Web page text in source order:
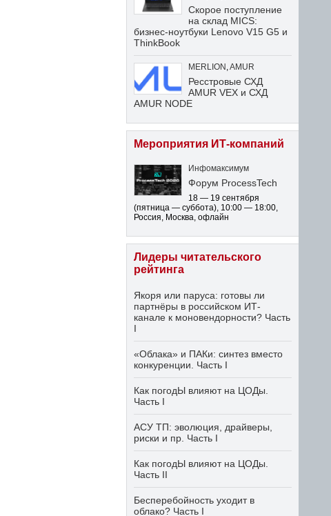
Скорое поступление
на склад MICS:
бизнес-ноутбуки Lenovo V15 G5 и
ThinkBook
MERLION AMUR
Ресстровые СХД
AMUR VEX и СХД
AMUR NODE
Мероприятия ИТ-компаний
Инфомаксимум
Форум ProcessTech
18 — 19 сентября
(пятница — суббота), 10:00 — 18:00,
Россия, Москва, офлайн
Лидеры читательского
рейтинга
Якоря или паруса: готовы ли
партнёры в российском ИТ-
канале к моновендорности? Часть
I
«Облака» и ПАКи: синтез вместо
конкуренции. Часть I
Как погодЫ влияют на ЦОДы.
Часть I
АСУ ТП: эволюция, драйверы,
риски и пр. Часть I
Как погодЫ влияют на ЦОДы.
Часть II
Бесперебойность уходит в
облако? Часть I